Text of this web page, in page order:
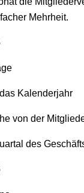
Mehrheit.
Kalenderjahr
von der
des